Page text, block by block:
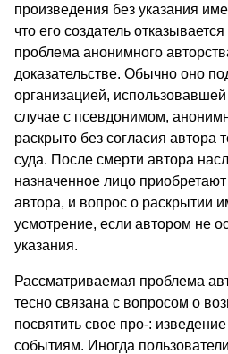
произведения без указания
что его создатель
проблема ано­нимного
доказательстве. Обычно оно
организацией,
случае с псевдонимом,
раскрыто без согласия автора
суда. После смерти автора
назначенное лицо
автора, и вопрос о рас­крытии
усмотрение, если автором не
указания.
Рассматриваемая проблема
тесно связана с вопросом о
посвятить свое про-:
событиям. Иногда